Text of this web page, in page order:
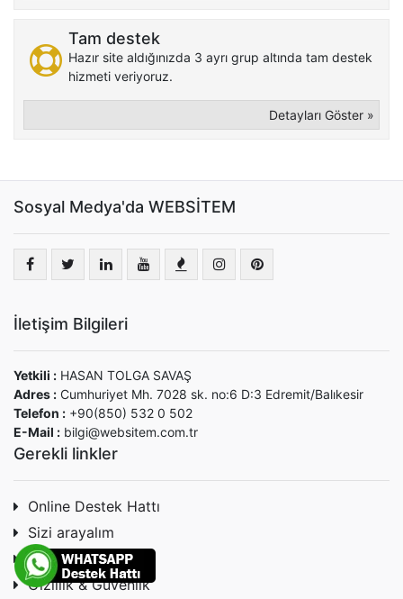
Tam destek
Hazır site aldığınızda 3 ayrı grup altında tam destek
hizmeti veriyoruz.
Detayları Göster »
Sosyal Medya'da WEBSİTEM
İletişim Bilgileri
Yetkili : HASAN TOLGA SAVAŞ
Adres : Cumhuriyet Mh. 7028 sk. no:6 D:3 Edremit/Balıkesir
Telefon : +90(850) 532 0 502
E-Mail : bilgi@websitem.com.tr
Gerekli linkler
Online Destek Hattı
Sizi arayalım
Tüketici Hakları
Gizlilik & Güvenlik